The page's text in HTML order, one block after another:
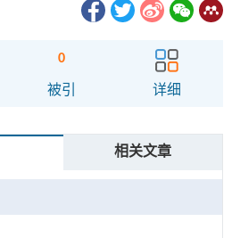
0
被引 详细
相关文章